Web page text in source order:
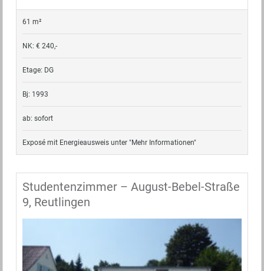
61 m²
NK: € 240,-
Etage: DG
Bj: 1993
ab: sofort
Exposé mit Energieausweis unter "Mehr Informationen"
Studentenzimmer – August-Bebel-Straße
9, Reutlingen